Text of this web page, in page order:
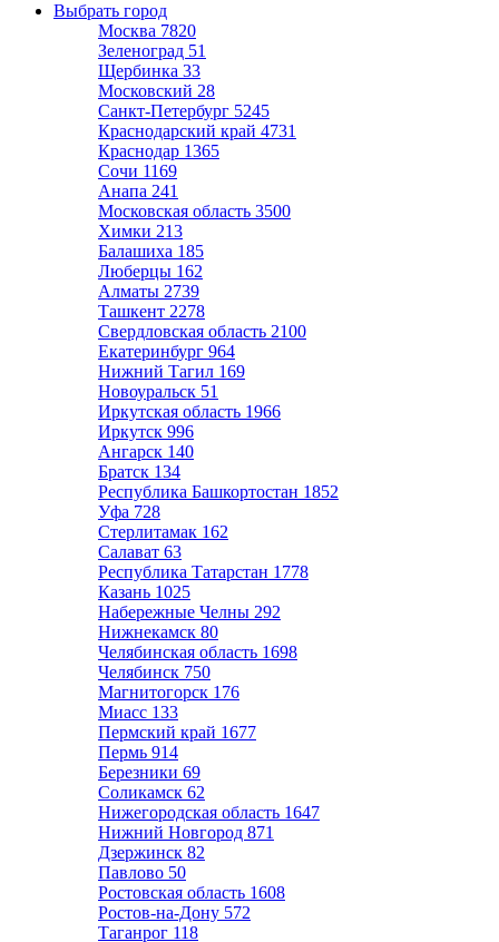
Выбрать город
Москва 7820
Зеленоград 51
Щербинка 33
Московский 28
Санкт-Петербург 5245
Краснодарский край 4731
Краснодар 1365
Сочи 1169
Анапа 241
Московская область 3500
Химки 213
Балашиха 185
Люберцы 162
Алматы 2739
Ташкент 2278
Свердловская область 2100
Екатеринбург 964
Нижний Тагил 169
Новоуральск 51
Иркутская область 1966
Иркутск 996
Ангарск 140
Братск 134
Республика Башкортостан 1852
Уфа 728
Стерлитамак 162
Салават 63
Республика Татарстан 1778
Казань 1025
Набережные Челны 292
Нижнекамск 80
Челябинская область 1698
Челябинск 750
Магнитогорск 176
Миасс 133
Пермский край 1677
Пермь 914
Березники 69
Соликамск 62
Нижегородская область 1647
Нижний Новгород 871
Дзержинск 82
Павлово 50
Ростовская область 1608
Ростов-на-Дону 572
Таганрог 118